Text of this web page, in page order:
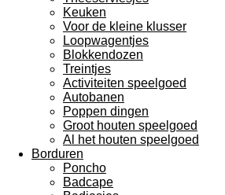
Keuken
Voor de kleine klusser
Loopwagentjes
Blokkendozen
Treintjes
Activiteiten speelgoed
Autobanen
Poppen dingen
Groot houten speelgoed
Al het houten speelgoed
Borduren
Poncho
Badcape